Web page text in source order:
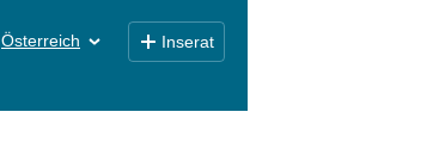
Österreich Inserat